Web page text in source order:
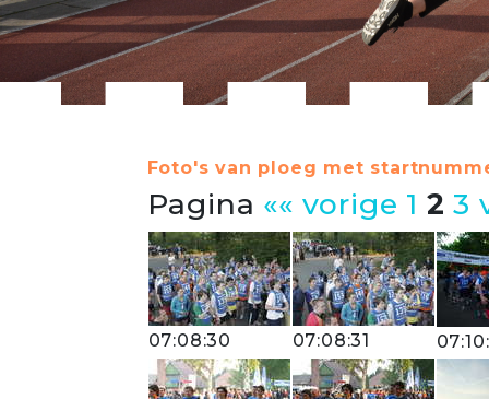
Foto's van ploeg met
Pagina «« vorige 1 2 3
07:08:30 07:08:31